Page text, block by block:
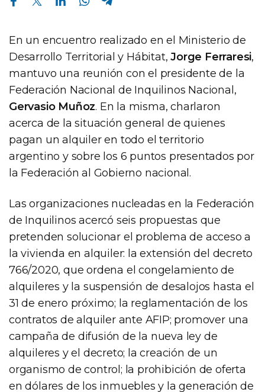
En un encuentro realizado en el Ministerio de
Desarrollo Territorial y Hábitat,Jorge Ferraresi,
mantuvo una reunión con el presidente de la
Federación Nacional de Inquilinos Nacional,
Gervasio Muñoz. En la misma, charlaron
acerca de la situación general de quienes
pagan un alquiler en todo el territorio
argentino y sobre los 6 puntos presentados por
la Federación al Gobierno nacional.
Las organizaciones nucleadas en la Federación
de Inquilinos acercó seis propuestas que
pretenden solucionar el problema de acceso a
la vivienda en alquiler: la extensión del decreto
766/2020, que ordena el congelamiento de
alquileres y la suspensión de desalojos hasta el
31 de enero próximo; la reglamentación de los
contratos de alquiler ante AFIP; promover una
campaña de difusión de la nueva ley de
alquileres y el decreto; la creación de un
organismo de control; la prohibición de oferta
en dólares de los inmuebles y la generación de